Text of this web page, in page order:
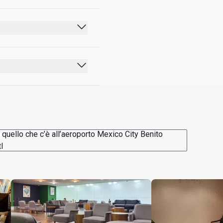
caffè Specialty
che c’è all’aeroporto Mexico City Benito